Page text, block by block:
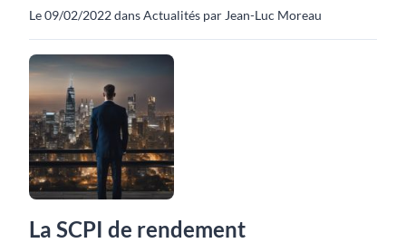
Le 09/02/2022 dans Actualités par Jean-Luc Moreau
La SCPI de rendement